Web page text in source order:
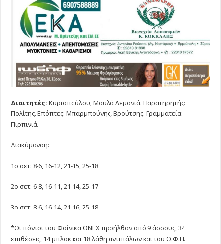
Διαιτητές: Κυριοπούλου, Μουλά Λεμονιά. Παρατηρητής:
Πολίτης. Επόπτες: Μπαρμπούνης, Βρούτσης. Γραμματεία:
Πιρπινιά.
Διακύμανση:
1ο σετ: 8-6, 16-12, 21-15, 25-18
2ο σετ: 6-8, 16-11, 21-14, 25-17
3ο σετ: 8-6, 16-14, 21-16, 25-18
*Οι πόντοι του Φοίνικα ΟΝΕΧ προήλθαν από 9 άσσους, 34
επιθέσεις, 14 μπλοκ και 18 λάθη αντιπάλων και του Ο.Φ.Η.